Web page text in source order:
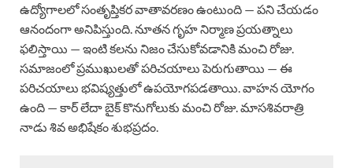
ఉద్యోగాలలో సంతృప్తికర వాతావరణం ఉంటుంది — పని చేయడం
ఆనందంగా అనిపిస్తుంది. నూతన గృహ నిర్మాణ ప్రయత్నాలు
ఫలిస్తాయి — ఇంటి కలను నిజం చేసుకోవడానికి మంచి రోజు.
సమాజంలో ప్రముఖులతో పరిచయాలు పెరుగుతాయి — ఈ
పరిచయాలు భవిష్యత్తులో ఉపయోగపడతాయి. వాహన యోగం
ఉంది — కార్ లేదా బైక్ కొనుగోలుకు మంచి రోజు. మాసశివరాత్రి
నాడు శివ అభిషేకం శుభప్రదం.